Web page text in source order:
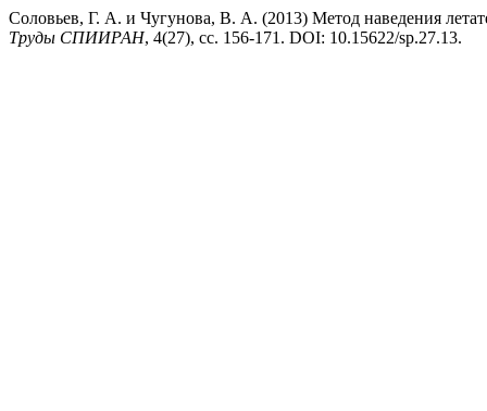
Соловьев, Г. А. и Чугунова, В. А. (2013) Метод наведения
Труды СПИИРАН, 4(27), сс. 156-171. DOI: 10.15622/sp.27.13.